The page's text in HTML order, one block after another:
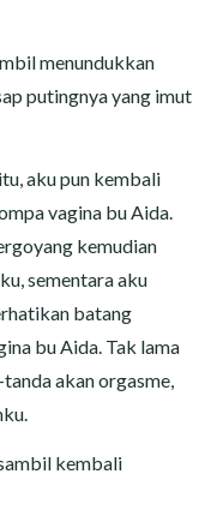
menundukkan
putingnya yang imut
aku pun kembali
vagina bu Aida.
kemudian
sementara aku
batang
bu Aida. Tak lama
akan orgasme,
kembali